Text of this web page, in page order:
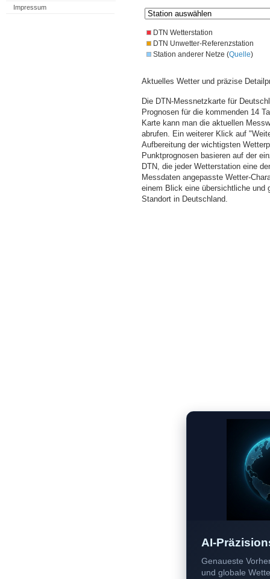
Impressum
DTN Wetterstation
DTN Unwetter-Referenzstation
Station anderer Netze (Quelle)
Aktuelles Wetter und präzise
Die DTN-Messnetzkarte für
Prognosen für die kommenden 14
Karte kann man die aktuellen
abrufen. Ein weiterer Klick auf
Aufbereitung der wichtigsten
Punktprognosen basieren auf der
DTN, die jeder Wetterstation eine
Messdaten angepasste Wetter-
einem Blick eine übersichtliche und
Standort in Deutschland.
AI-
Genaueste
und globale